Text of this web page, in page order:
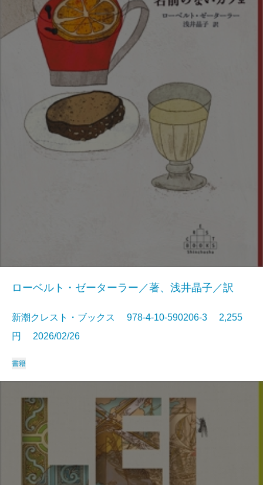
ローベルト・ゼーターラー／著、浅井晶子／訳
新潮クレスト・ブックス 978-4-10-590206-3 2,255
円 2026/02/26
書籍